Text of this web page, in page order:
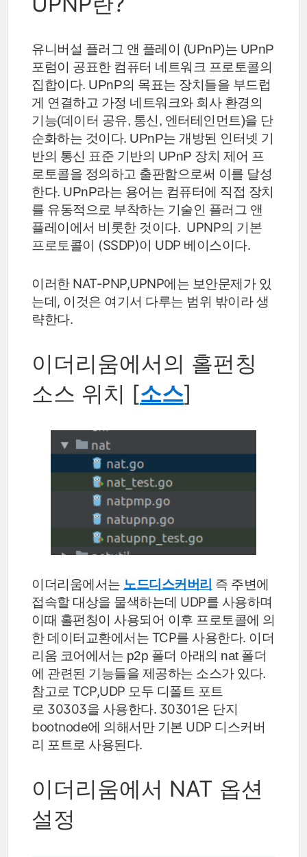
유니버설 플러그 앤 플레이 (UPnP)는 UPnP
포럼이 공표한 컴퓨터 네트워크 프로토콜의
집합이다. UPnP의 목표는 장치들을 부드럽
게 연결하고 가정 네트워크와 회사 환경의
기능(데이터 공유, 통신, 엔터테인먼트)을 단
순화하는 것이다. UPnP는 개방된 인터넷 기
반의 통신 표준 기반의 UPnP 장치 제어 프
로토콜을 정의하고 출판함으로써 이를 달성
한다. UPnP라는 용어는 컴퓨터에 직접 장치
를 유동적으로 부착하는 기술인 플러그 앤
플레이에서 비롯한 것이다. UPNP의 기본
프로토콜이 (SSDP)이 UDP 베이스이다.
이러한 NAT-PNP,UPNP에는 보안문제가 있
는데, 이것은 여기서 다루는 범위 밖이라 생
략한다.
이더리움에서의 홀펀칭
소스 위치 [소스]
이더리움에서는 노드디스커버리 즉 주변에
접속할 대상을 물색하는데 UDP를 사용하며
이때 홀펀칭이 사용되어 이후 프로토콜에 의
한 데이터교환에서는 TCP를 사용한다. 이더
리움 코어에서는 p2p 폴더 아래의 nat 폴더
에 관련된 기능들을 제공하는 소스가 있다.
참고로 TCP,UDP 모두 디폴트 포트
로 30303을 사용한다. 30301은 단지
bootnode에 의해서만 기본 UDP 디스커버
리 포트로 사용된다.
이더리움에서 NAT 옵션
설정